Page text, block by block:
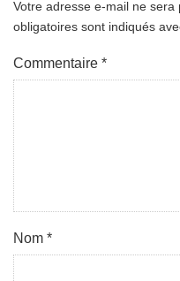
Votre adresse e-mail ne sera
obligatoires sont indiqués
Commentaire *
Nom *